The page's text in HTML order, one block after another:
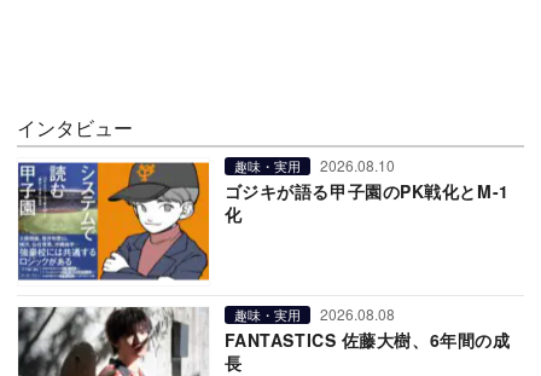
インタビュー
趣味・実用 2026.08.10
ゴジキが語る甲子園のPK戦化とM-1
化
趣味・実用 2026.08.08
FANTASTICS 佐藤大樹、6年間の成
長